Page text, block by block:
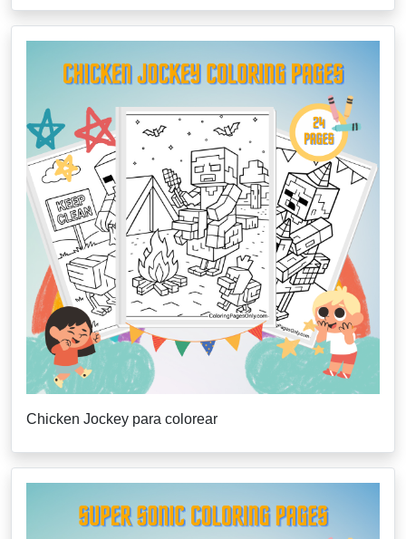
Chicken Jockey para colorear